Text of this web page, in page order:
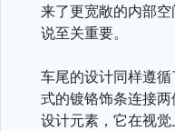
来了更宽敞的内部
说至关重要。
车尾的设计同样遵
式的镀铬饰条连接
设计元素，它在视